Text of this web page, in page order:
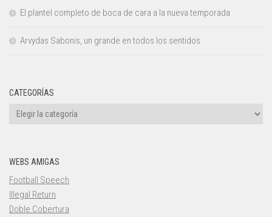
El plantel completo de boca de cara a la nueva temporada
Arvydas Sabonis, un grande en todos los sentidos
CATEGORÍAS
Categorías
WEBS AMIGAS
Football Speech
Illegal Return
Doble Cobertura